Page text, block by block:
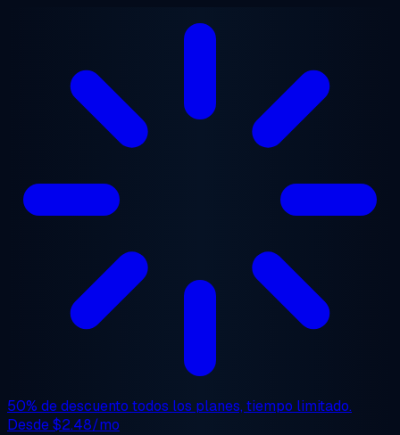
50% de descuento todos los planes, tiempo limitado.
Desde$2.48/mo